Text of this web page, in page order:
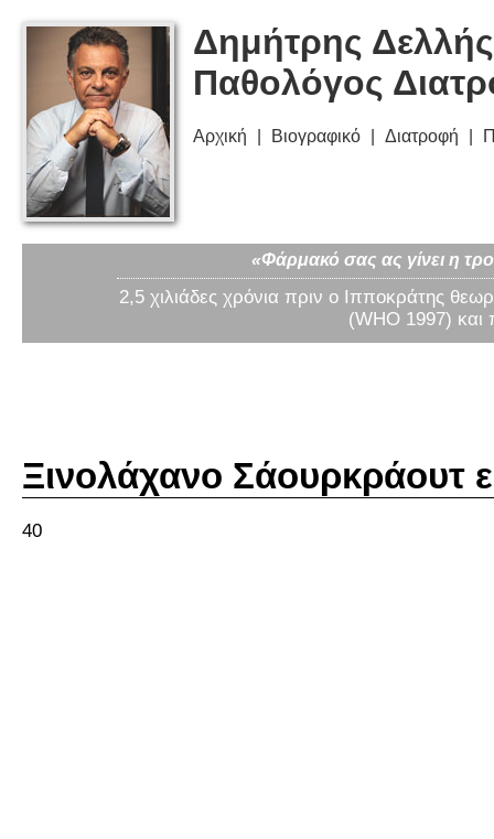
Δημήτρης
Παθολόγος
Αρχική Βιογραφικό Διατροφή
«Φάρμακό σας ας γίνει η
2,5 χιλιάδες χρόνια πριν ο Ιπποκράτης
(WHO 1997) και
Ξινολάχανο Σάουρκράουτ
40